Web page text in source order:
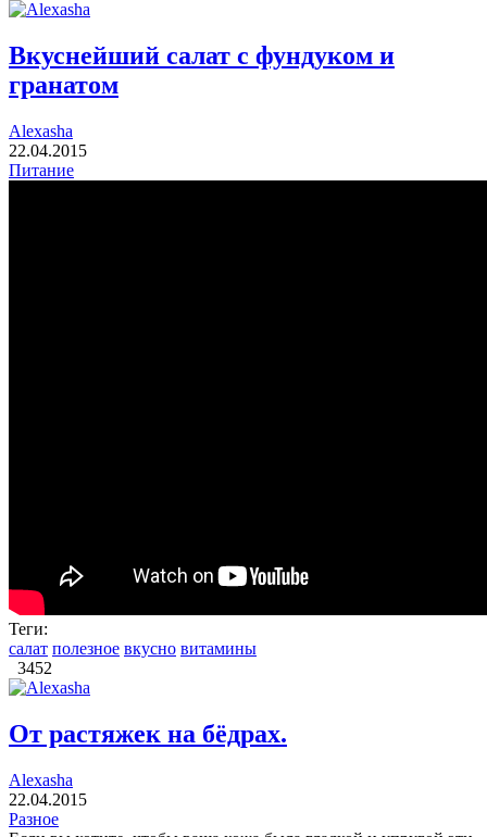
Вкуснейший салат с фундуком и
гранатом
Alexasha
22.04.2015
Питание
Теги:
салат полезное вкусно витамины
3452
Oт растяжек на бёдрах.
Alexasha
22.04.2015
Разное